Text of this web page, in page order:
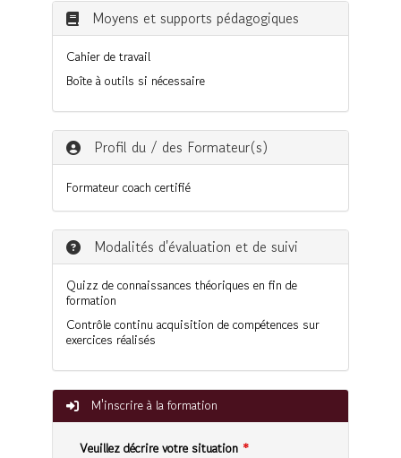
Moyens et supports pédagogiques
Cahier de travail
Boîte à outils si nécessaire
Profil du / des Formateur(s)
Formateur coach certifié
Modalités d'évaluation et de suivi
Quizz de connaissances théoriques en fin de
formation
Contrôle continu acquisition de compétences sur
exercices réalisés
M'inscrire à la formation
Veuillez décrire votre situation